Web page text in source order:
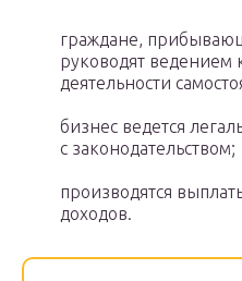
граждане,
руководят ведением
деятельности
бизнес ведется
с законодательством;
производятся
доходов.